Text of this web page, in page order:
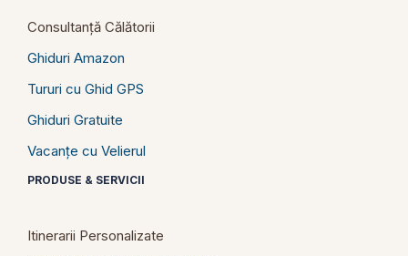
Consultanță Călătorii
Ghiduri Amazon
Tururi cu Ghid GPS
Ghiduri Gratuite
Vacanțe cu Velierul
PRODUSE & SERVICII
Itinerarii Personalizate